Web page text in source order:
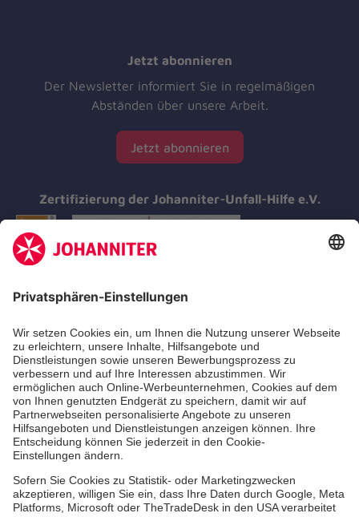
Jetzt abonnieren
Der Newsletter informiert Sie in regelmäßigen
Abständen über unsere Arbeit.
Jetzt abonnieren
Zertifizierung der Johanniter-Unfall-Hilfe e.V.
Aus- & Fortbildungen
Erste-Hilfe-Kurse
Jobs & Ehrenamt
Freiwilligendienst
Spendenprojekte